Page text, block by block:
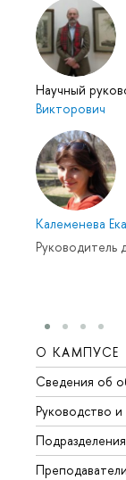
Научный
Викторович
Калеменева
Руководитель
О КАМПУСЕ
Сведения об
Руководство и
Подразделения